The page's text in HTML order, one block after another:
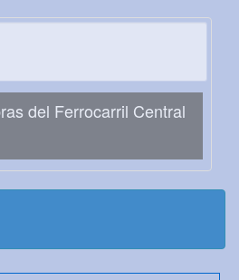
del Ferrocarril Central